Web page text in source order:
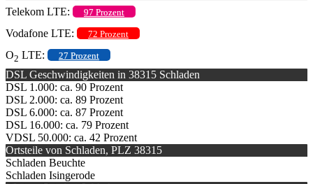
Telekom LTE:
97 Prozent
Vodafone LTE: 72 Prozent
O2 LTE: 27 Prozent
DSL Geschwindigkeiten in 38315 Schladen
DSL 1.000: ca. 90 Prozent
DSL 2.000: ca. 89 Prozent
DSL 6.000: ca. 87 Prozent
DSL 16.000: ca. 79 Prozent
VDSL 50.000: ca. 42 Prozent
Ortsteile von Schladen, PLZ 38315
Schladen Beuchte
Schladen Isingerode